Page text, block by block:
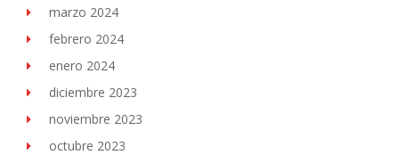
marzo 2024
febrero 2024
enero 2024
diciembre 2023
noviembre 2023
octubre 2023